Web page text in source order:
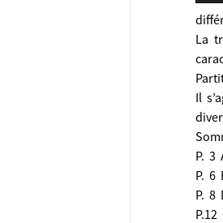
La
Il
P. 3
P. 6
P. 8